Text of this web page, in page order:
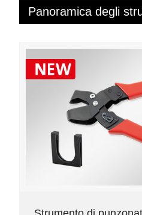
Panoramica degli